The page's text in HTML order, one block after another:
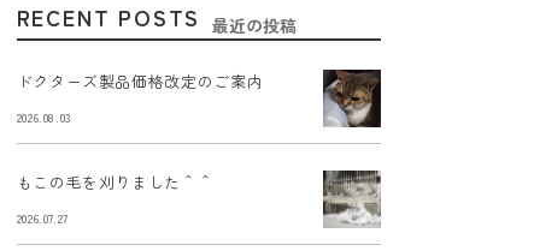
RECENT POSTS 最近の投稿
ドクターズ製品価格改定のご案内
2026.08.03
もこの毛を刈りました＾＾
2026.07.27